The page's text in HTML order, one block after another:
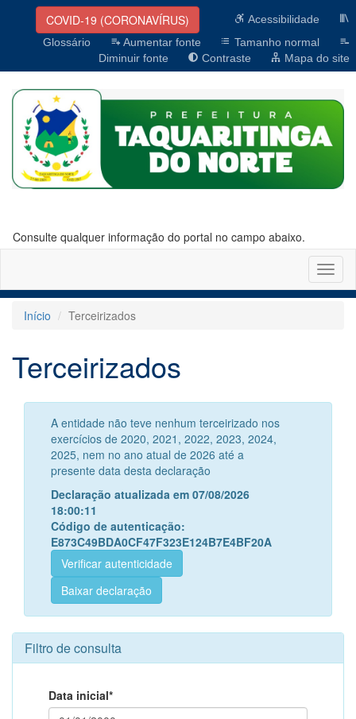
COVID-19 (CORONAVÍRUS)
Acessibilidade
Glossário
Aumentar fonte
Tamanho normal
Diminuir fonte
Contraste Mapa do site
Consulte qualquer informação do portal no campo abaixo.
Início
Terceirizados
Terceirizados
A entidade não teve nenhum terceirizado nos
exercícios de 2020, 2021, 2022, 2023, 2024,
2025, nem no ano atual de 2026 até a
presente data desta declaração
Declaração atualizada em 07/08/2026
18:00:11
Código de autenticação:
E873C49BDA0CF47F323E124B7E4BF20A
Verificar autenticidade
Baixar declaração
Filtro de consulta
Data inicial*